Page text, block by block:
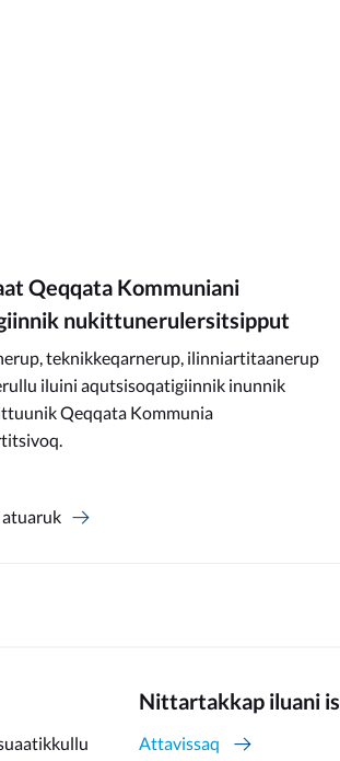
Qeqqata Kommuniani
nukittunerulersitsipput
teknikkeqarnerup, ilinniartitaanerup
iluini aqutsisoqatigiinnik inunnik
Qeqqata Kommunia
atuaruk
Nittartakkap iluani
Attavissaq